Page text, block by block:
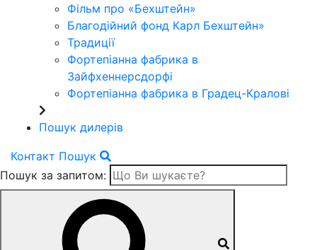
Фільм про «Бехштейн»
Благодійний фонд Карл Бехштейн»
Традиції
Фортепіанна фабрика в
Зайфхеннерсдорфi
Фортепіанна фабрика в Градец-Краловi
Пошук дилерів
Контакт Пошук
Пошук за запитом: